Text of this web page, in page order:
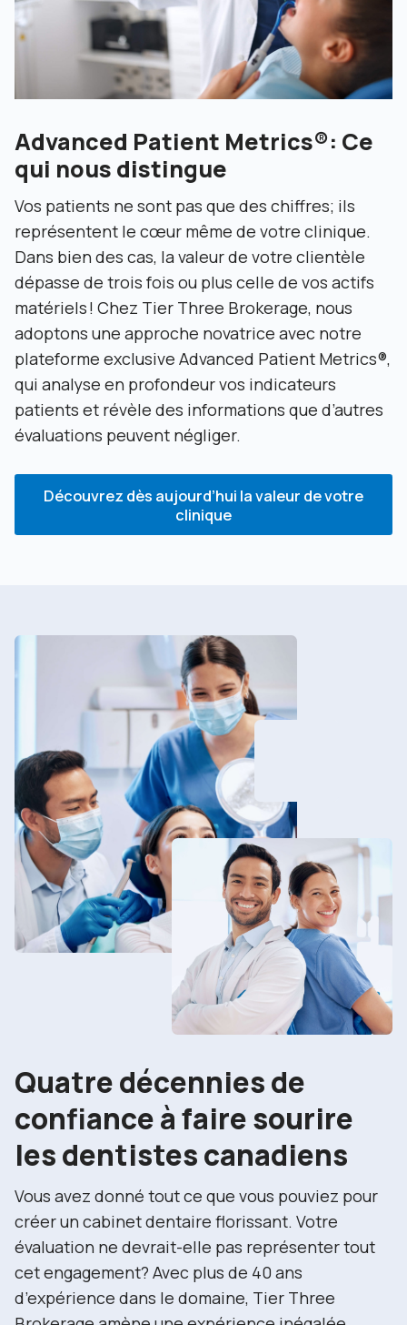
Advanced Patient Metrics®: Ce
qui nous distingue
Vos patients ne sont pas que des chiffres; ils
représentent le cœur même de votre clinique.
Dans bien des cas, la valeur de votre clientèle
dépasse de trois fois ou plus celle de vos actifs
matériels ! Chez Tier Three Brokerage, nous
adoptons une approche novatrice avec notre
plateforme exclusive Advanced Patient Metrics®,
qui analyse en profondeur vos indicateurs
patients et révèle des informations que d’autres
évaluations peuvent négliger.
Découvrez dès aujourd’hui la valeur de votre
clinique
Quatre décennies de
confiance à faire sourire
les dentistes canadiens
Vous avez donné tout ce que vous pouviez pour
créer un cabinet dentaire florissant. Votre
évaluation ne devrait-elle pas représenter tout
cet engagement? Avec plus de 40 ans
d’expérience dans le domaine, Tier Three